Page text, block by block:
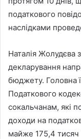
податкового
наслідками
Наталія Жолудєва
декларування
бюджету. Головна
Податкового
сокальчанам, які
доходи на
майже 175,4 тисяч